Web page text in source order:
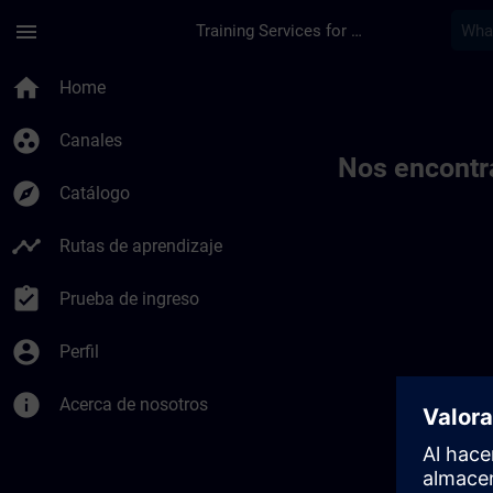
menu Training Services for Digital Industries
home Home
group_work Canales
explore Catálogo
timeline Rutas de aprendizaje
assignment_turned_in Prueba de ingreso
account_circle Perfil
info Acerca de nosotros
Nos